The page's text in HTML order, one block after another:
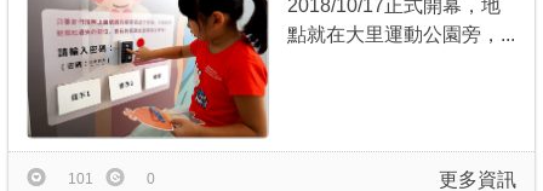
2018/10/17正式開幕，地
點就在大里運動公園旁，...
更多資訊
101 0